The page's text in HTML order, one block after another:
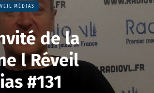
MÉDIAS
de la
l Réveil
#131